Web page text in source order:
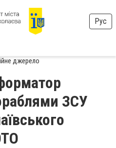
Рус
джерело
ЗСУ